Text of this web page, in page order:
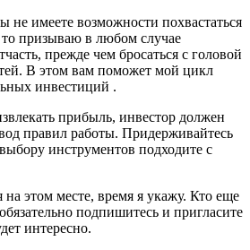
не имеете возможности похвастаться
призываю в любом случае
прежде чем бросаться с головой
В этом вам поможет мой цикл
инвестиций .
прибыль, инвестор должен
правил работы. Придерживайтесь
инструментов подходите с
на этом месте, время я укажу. Кто еще
подпишитесь и пригласите
интересно.